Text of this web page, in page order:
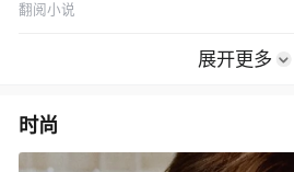
翻阅小说
展开更多
时尚